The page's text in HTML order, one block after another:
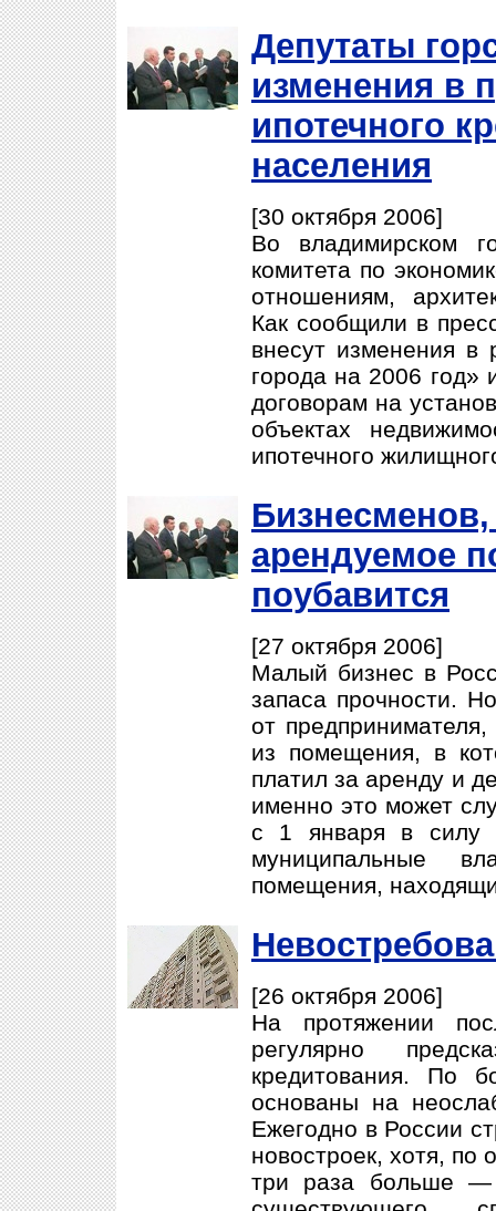
Депутаты
изменения в
ипотечного
населения
[30 октября 2006]
Во владимирском
комитета по
отношениям,
Как сообщили в
внесут изменения
города на 2006 год»
договорам на
объектах
ипотечного
арендуемое
поубавится
[27 октября 2006]
Малый бизнес в
запаса прочности.
от
из помещения, в
платил за аренду и
именно это может
с 1 января в силу
муниципальные
помещения,
[26 октября 2006]
На протяжении
регулярно
кредитования. По
основаны на
Ежегодно в России
новостроек, хотя, по
три раза больше —